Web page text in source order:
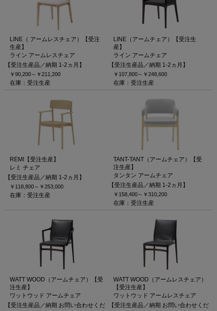
LINE（ アームレスチェア）【受注
生産】
ライン アームレスチェア
【受注生産品／納期 1-2ヵ月】
￥90,200～ ￥211,200
在庫：受注生産
LINE（アームチェア）【受注生
産】
ライン アームチェア
【受注生産品／納期 1-2ヵ月】
￥107,800～ ￥248,600
在庫：受注生産
REMI【受注生産】
レミ チェア
【受注生産品／納期 1-2ヵ月】
￥118,800～ ￥253,000
在庫：受注生産
TANT-TANT（アームチェア）【受
注生産】
タンタン アームチェア
【受注生産品／納期 1-2ヵ月】
￥158,400～ ￥310,200
在庫：受注生産
WATT WOOD（アームチェア）【受
注生産】
ワットウッド アームチェア
【受注生産品／納期 お問い合わせくだ
WATT WOOD（アームレスチェア）
【受注生産】
ワットウッド アームレスチェア
【受注生産品／納期 お問い合わせくだ